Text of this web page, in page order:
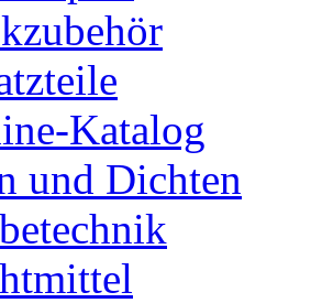
Katalog
und Dichten